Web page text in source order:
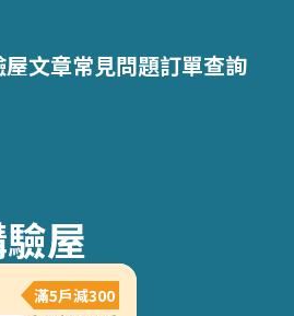
屋文章常見問題訂單查詢
屋
滿5戶減300